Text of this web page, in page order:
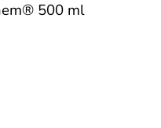
500 ml